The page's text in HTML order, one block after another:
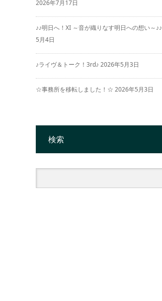
2026年7月17日
♪♪明日へ！XI ～音が織りなす明日への想い～♪♪
5月4日
♪ライヴ＆トーク！3rd♪ 2026年5月3日
☆事務所を移転しました！☆ 2026年5月3日
検索